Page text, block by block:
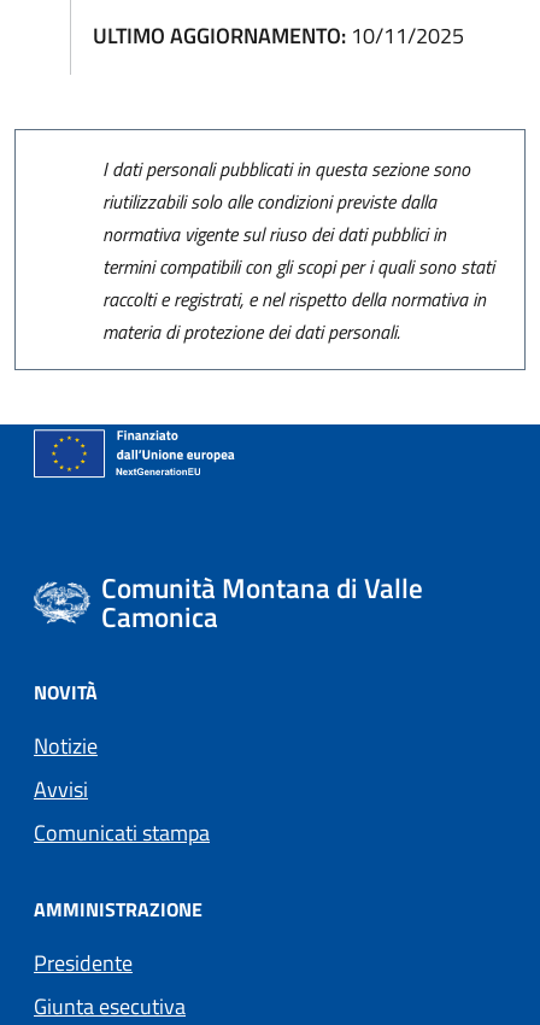
ULTIMO AGGIORNAMENTO: 10/11/2025
I dati personali pubblicati in questa sezione sono
riutilizzabili solo alle condizioni previste dalla
normativa vigente sul riuso dei dati pubblici in
termini compatibili con gli scopi per i quali sono stati
raccolti e registrati, e nel rispetto della normativa in
materia di protezione dei dati personali.
Comunità Montana di Valle
Camonica
NOVITÀ
Notizie
Avvisi
Comunicati stampa
AMMINISTRAZIONE
Presidente
Giunta esecutiva